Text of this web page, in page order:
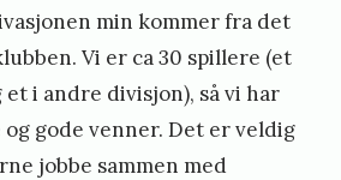
min kommer fra det
Vi er ca 30 spillere (et
i andre divisjon), så vi har
gode venner. Det er veldig
jobbe sammen med